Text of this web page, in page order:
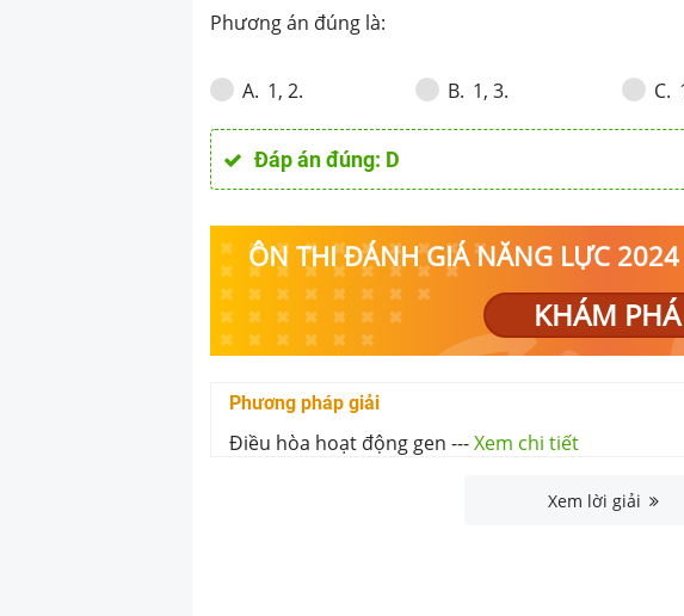
Phương án đúng là:
A. 1, 2. B. 1, 3. C.
Đáp án đúng: D
ÔN THI ĐÁNH GIÁ NĂNG LỰC
KHÁM PHÁ
Phương pháp giải
Điều hòa hoạt động gen ---Xem chi tiết
Xem lời giải